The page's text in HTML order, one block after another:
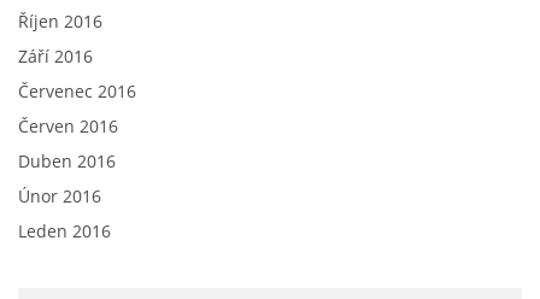
Říjen 2016
Září 2016
Červenec 2016
Červen 2016
Duben 2016
Únor 2016
Leden 2016